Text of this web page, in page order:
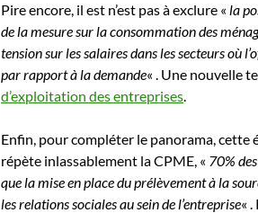
Pire encore, il est n’est pas à exclure « la
de la mesure sur la consommation des
tension sur les salaires dans les secteurs où
par rapport à la demande« . Une nouvelle
d’exploitation des entreprises.
Enfin, pour compléter le panorama, cette
répète inlassablement la CPME, « 70%
que la mise en place du prélèvement à la
les relations sociales au sein de l’entreprise«